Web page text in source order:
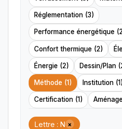
Réglementation (3)
Performance énergétique
Confort thermique (2)
Énergie (2) Dessin/Plan
Méthode (1) Institution
Certification (1)
Lettre : N ×